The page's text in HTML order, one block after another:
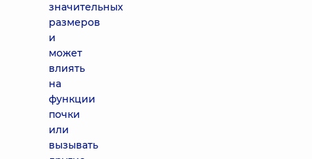
значительных
размеров
и
может
влиять
на
функции
почки
или
вызывать